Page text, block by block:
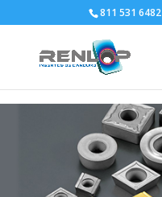
811 531 6482